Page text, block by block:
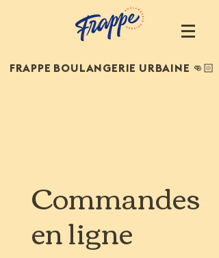
FRAPPE BOULANGERIE URBAINE 👊🏻
Commandes
en ligne